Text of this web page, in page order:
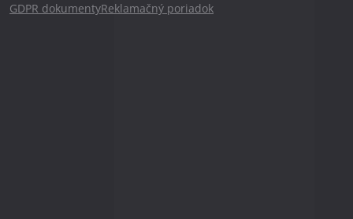
GDPR dokumentyReklamačný poriadok